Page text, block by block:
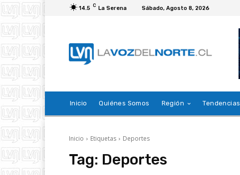
14.5 C La Serena Sábado, Agosto 8, 2026
Inicio Quiénes Somos Región Tendencias
Inicio Etiquetas Deportes
Tag: Deportes